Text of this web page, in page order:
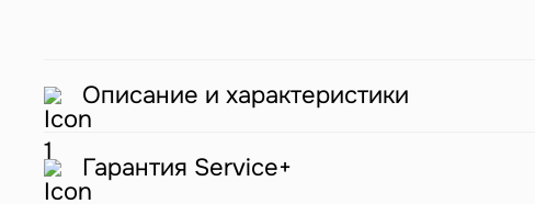
Описание и характеристики
Гарантия Service+